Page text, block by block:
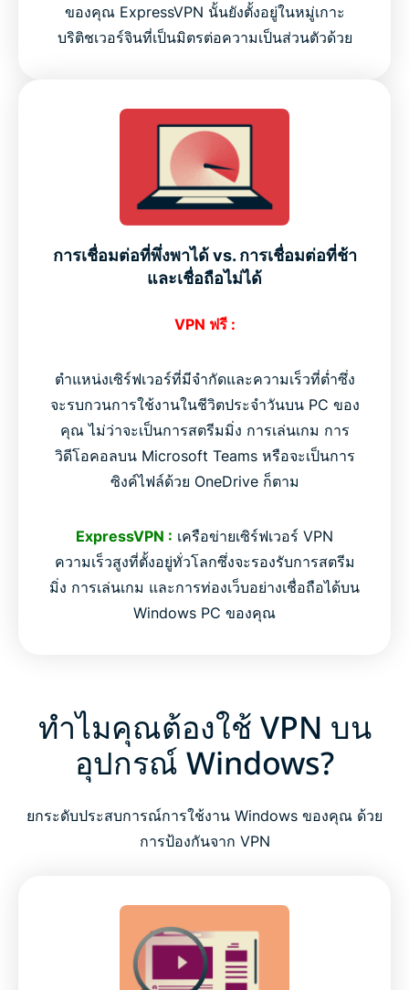
ของคุณ ExpressVPN นั้นยังตั้งอยู่ในหมู่เกาะ
บริติชเวอร์จินที่เป็นมิตรต่อความเป็นส่วนตัวด้วย
การเชื่อมต่อที่พึ่งพาได้ vs. การเชื่อมต่อที่ช้า
และเชื่อถือไม่ได้
VPN ฟรี :
ตำแหน่งเซิร์ฟเวอร์ที่มีจำกัดและความเร็วที่ต่ำซึ่ง
จะรบกวนการใช้งานในชีวิตประจำวันบน PC ของ
คุณ ไม่ว่าจะเป็นการสตรีมมิ่ง การเล่นเกม การ
วิดีโอคอลบน Microsoft Teams หรือจะเป็นการ
ซิงค์ไฟล์ด้วย OneDrive ก็ตาม
ExpressVPN : เครือข่ายเซิร์ฟเวอร์ VPN
ความเร็วสูงที่ตั้งอยู่ทั่วโลกซึ่งจะรองรับการสตรีม
มิ่ง การเล่นเกม และการท่องเว็บอย่างเชื่อถือได้บน
Windows PC ของคุณ
ทำไมคุณต้องใช้ VPN บน
อุปกรณ์ Windows?
ยกระดับประสบการณ์การใช้งาน Windows ของคุณ ด้วย
การป้องกันจาก VPN